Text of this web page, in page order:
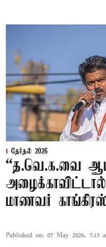
தேர்தல் 2026
“த.வெ.க.வை
மாணவர்
Published on: 07 May 2026, 7:15